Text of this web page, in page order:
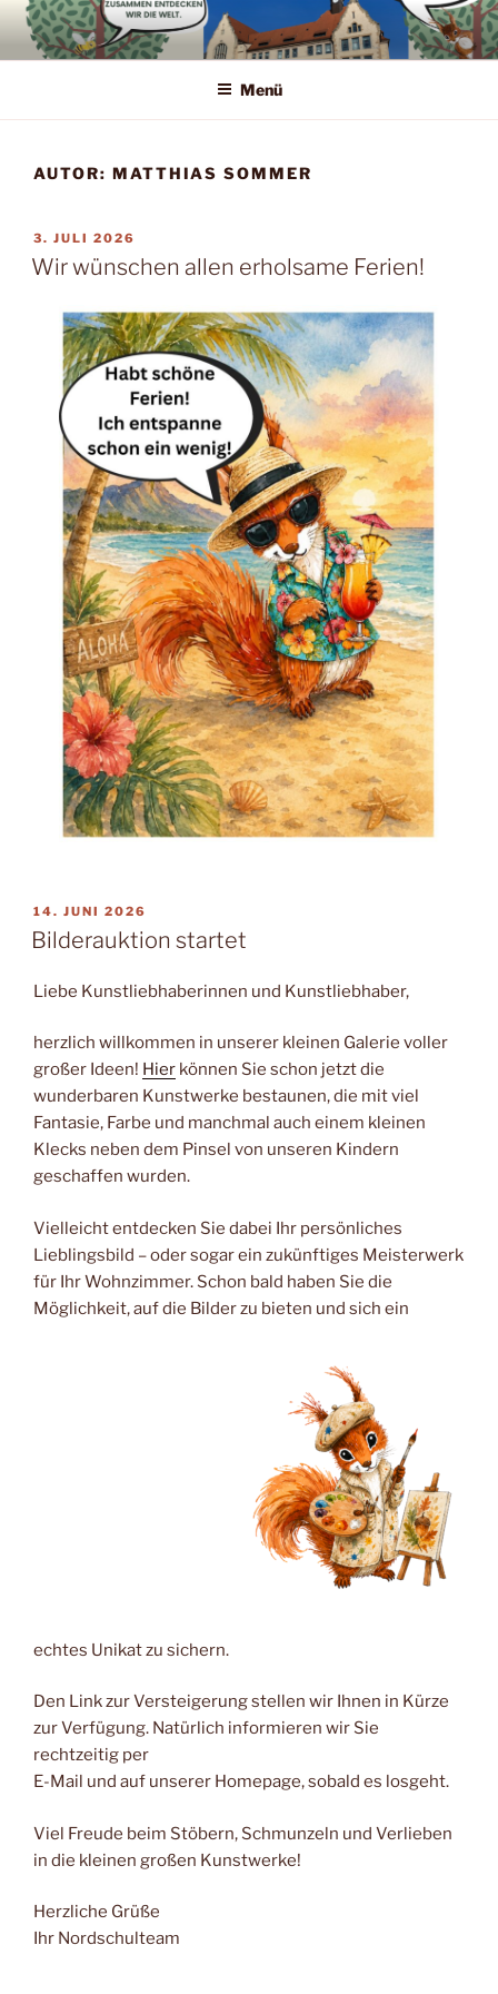
Zum
Inhalt
springen
Menü
AUTOR: MATTHIAS SOMMER
VERÖFFENTLICHT
AM
3. JULI 2026
Wir wünschen allen erholsame Ferien!
VERÖFFENTLICHT
AM
14. JUNI 2026
Bilderauktion startet
Liebe Kunstliebhaberinnen und Kunstliebhaber,
herzlich willkommen in unserer kleinen Galerie voller
großer Ideen! Hier können Sie schon jetzt die
wunderbaren Kunstwerke bestaunen, die mit viel
Fantasie, Farbe und manchmal auch einem kleinen
Klecks neben dem Pinsel von unseren Kindern
geschaffen wurden.
Vielleicht entdecken Sie dabei Ihr persönliches
Lieblingsbild – oder sogar ein zukünftiges Meisterwerk
für Ihr Wohnzimmer. Schon bald haben Sie die
Möglichkeit, auf die Bilder zu bieten und sich ein
echtes Unikat zu sichern.
Den Link zur Versteigerung stellen wir Ihnen in Kürze
zur Verfügung. Natürlich informieren wir Sie
rechtzeitig per
E-Mail und auf unserer Homepage, sobald es losgeht.
Viel Freude beim Stöbern, Schmunzeln und Verlieben
in die kleinen großen Kunstwerke!
Herzliche Grüße
Ihr Nordschulteam